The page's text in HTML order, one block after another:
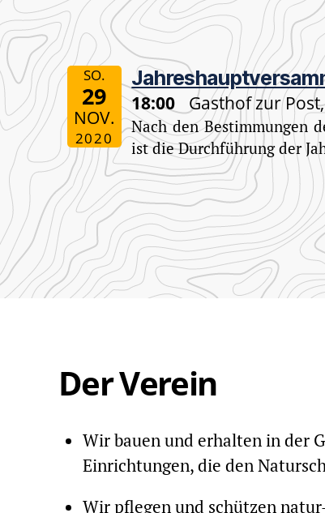
SO.
29
NOV.
2020
18:00 Gasthof zur
Nach den Bestimmungen
ist die Durchführung der
Der Verein
Wir bauen und erhalten in der
Einrichtungen, die den
Wir pflegen und schützen